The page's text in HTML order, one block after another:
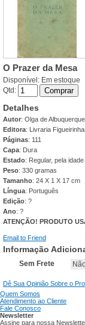
O Prazer da Mesa
Disponível: Em estoque
Qtd: Comprar
Detalhes
Autor: Olga de Albuquerque
Editora: Livraria
Páginas: 111
Capa: Dura
Estado: Regular, pela
Peso: 330 gramas
Tamanho: 24 X 1 X 17 cm
Língua: Português
Edição: ?
Ano: ?
ATENÇÃO! PRODUTO
Email to Friend
Informação
Sem Frete
Dê Sua Opinião Sobre o
Quem Somos
Atendimento ao Cliente
Fale Conosco
Newsletter
Assine para nossa